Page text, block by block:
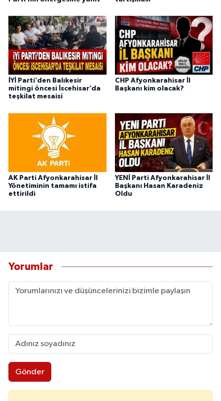
İYİ Parti’den Balıkesir
mitingi öncesi İscehisar’da
teşkilat mesaisi
CHP Afyonkarahisar İl
Başkanı kim olacak?
AK Parti Afyonkarahisar İl
Yönetiminin tamamı istifa
ettirildi
YENİ Parti Afyonkarahisar İl
Başkanı Hasan Karadeniz
Oldu
Yorumlar
Gönder